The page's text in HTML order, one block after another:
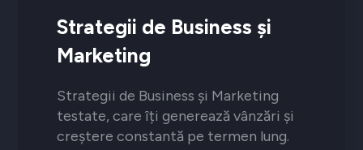
Strategii de Business și
Marketing
Strategii de Business și Marketing
testate, care îți generează vânzări și
creștere constantă pe termen lung.